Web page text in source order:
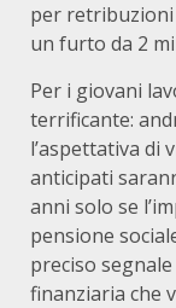
per retribuzioni
un furto da 2
Per i giovani
terrificante:
l’aspettativa di
anticipati
anni solo se
pensione
preciso
finanziaria che